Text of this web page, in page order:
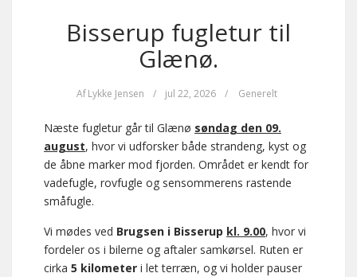
Bisserup fugletur til
Glænø.
Af Lykke Jensen / jul 22, 2026 / Generelt
Næste fugletur går til Glænø søndag den 09.
august, hvor vi udforsker både strandeng, kyst og
de åbne marker mod fjorden. Området er kendt for
vadefugle, rovfugle og sensommerens rastende
småfugle.
Vi mødes ved Brugsen i Bisserup kl. 9.00, hvor vi
fordeler os i bilerne og aftaler samkørsel. Ruten er
cirka 5 kilometer i let terræn, og vi holder pauser